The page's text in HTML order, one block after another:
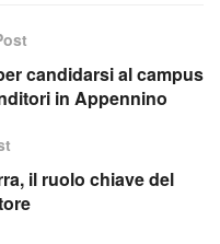
candidarsi al campus
in Appennino
il ruolo chiave del